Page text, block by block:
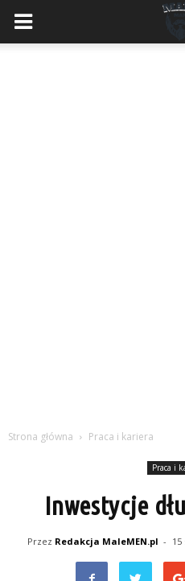
MaleMEN.pl
Strona główna Praca i kariera
Praca i
Inwestycje
Przez Redakcja MaleMEN.pl - 15